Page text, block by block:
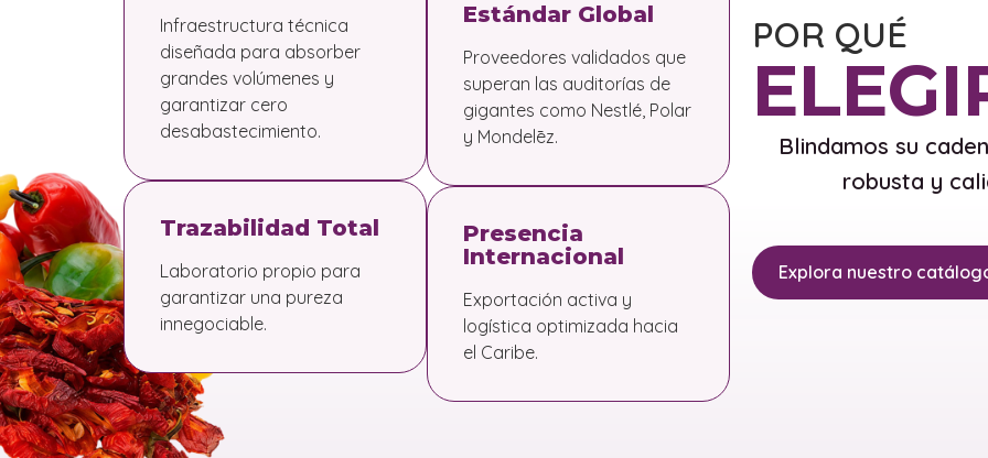
Infraestructura técnica
diseñada para absorber
grandes volúmenes y
garantizar cero
desabastecimiento.
Trazabilidad Total
Laboratorio propio para
garantizar una pureza
innegociable.
Estándar Global
Proveedores validados que
superan las auditorías de
gigantes como Nestlé, Polar
y Mondelēz.
Presencia
Internacional
Exportación activa y
logística optimizada hacia
el Caribe.
POR QUÉ
Blindamos su
robusta y
Explora nuestro